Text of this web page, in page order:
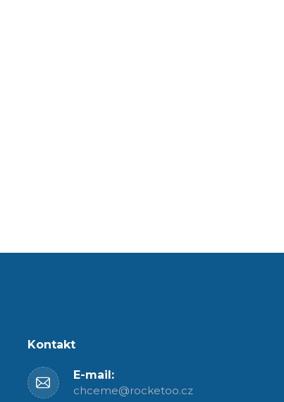
Kontakt
E-mail:
chceme@rocketoo.cz